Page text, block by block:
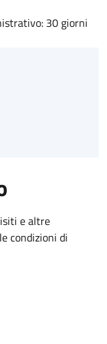
30 giorni
e altre
condizioni di